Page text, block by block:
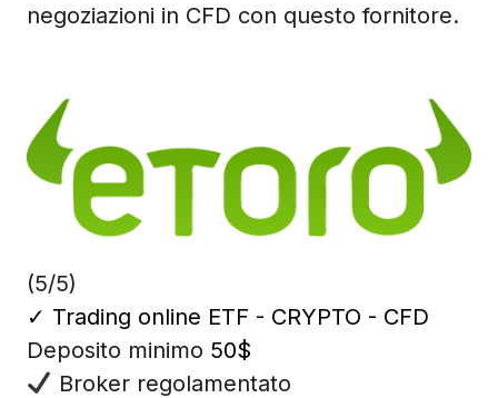
negoziazioni in CFD con questo fornitore.
(5/5)
✓ Trading online ETF - CRYPTO - CFD
Deposito minimo 50$
Broker regolamentato